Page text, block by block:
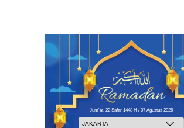
Jum'at, 22 Safar 1448 H / 07 Agustus 2026